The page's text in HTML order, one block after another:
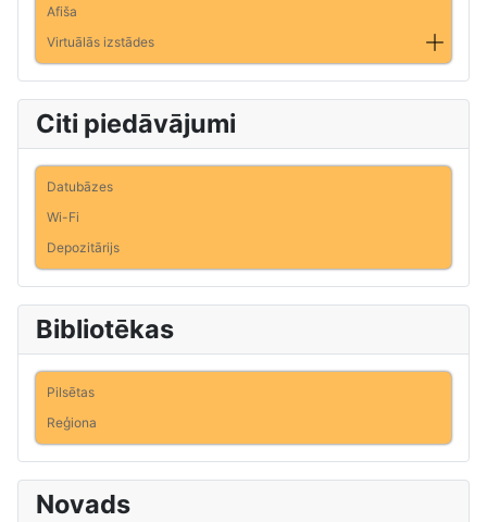
Afiša
Virtuālās izstādes
Citi piedāvājumi
Datubāzes
Wi-Fi
Depozitārijs
Bibliotēkas
Pilsētas
Reģiona
Novads